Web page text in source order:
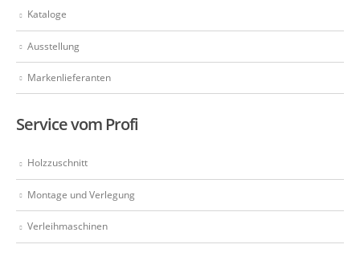
Kataloge
Ausstellung
Markenlieferanten
Service vom Profi
Holzzuschnitt
Montage und Verlegung
Verleihmaschinen